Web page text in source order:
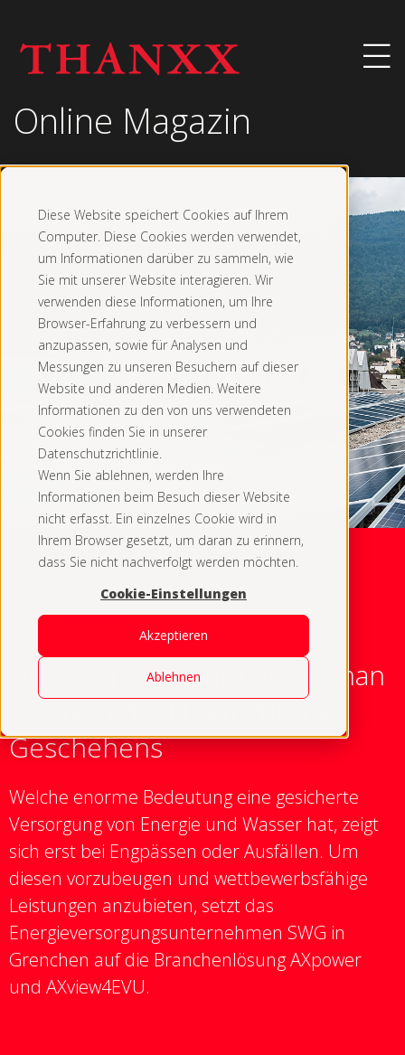
Diese Website speichert Cookies auf Ihrem
Computer. Diese Cookies werden verwendet,
um Informationen darüber zu sammeln, wie
Sie mit unserer Website interagieren. Wir
verwenden diese Informationen, um Ihre
Browser-Erfahrung zu verbessern und
anzupassen, sowie für Analysen und
Messungen zu unseren Besuchern auf dieser
Website und anderen Medien. Weitere
Informationen zu den von uns verwendeten
Cookies finden Sie in unserer
Datenschutzrichtlinie.
Wenn Sie ablehnen, werden Ihre
Informationen beim Besuch dieser Website
nicht erfasst. Ein einzelnes Cookie wird in
Ihrem Browser gesetzt, um daran zu erinnern,
dass Sie nicht nachverfolgt werden möchten.
Cookie-Einstellungen
Akzeptieren
Ablehnen
Online Magazin
Kunden & Projekte
Dank AXpower für EVU ist man
bei SWG direkt am Puls des
Geschehens
Welche enorme Bedeutung eine gesicherte
Versorgung von Energie und Wasser hat, zeigt
sich erst bei Engpässen oder Ausfällen. Um
diesen vorzubeugen und wettbewerbsfähige
Leistungen anzubieten, setzt das
Energieversorgungsunternehmen SWG in
Grenchen auf die Branchenlösung AXpower
und AXview4EVU.